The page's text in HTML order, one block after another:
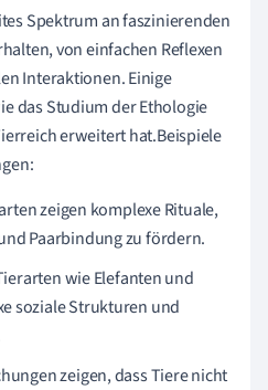
Spektrum an faszinierenden
von einfachen Reflexen
Interaktionen. Einige
das Studium der Ethologie
erweitert hat.Beispiele
zeigen komplexe Rituale,
Paarbindung zu fördern.
wie Elefanten und
soziale Strukturen und
zeigen, dass Tiere nicht